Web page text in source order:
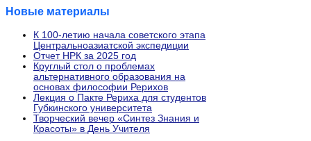
Новые материалы
К 100-летию начала советского этапа
Центральноазиатской экспедиции
Отчет НРК за 2025 год
Круглый стол о проблемах
альтернативного образования на
основах философии Рерихов
Лекция о Пакте Рериха для студентов
Губкинского университета
Творческий вечер «Синтез Знания и
Красоты» в День Учителя